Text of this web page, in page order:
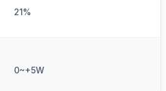
21%
0~+5W